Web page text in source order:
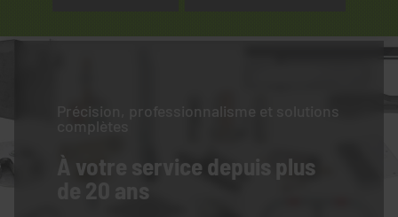
Précision, professionnalisme et solutions
complètes
À votre service depuis plus
de 20 ans